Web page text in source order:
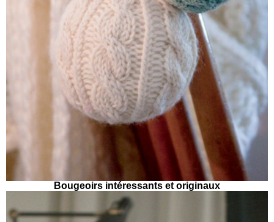
Bougeoirs intéressants et originaux